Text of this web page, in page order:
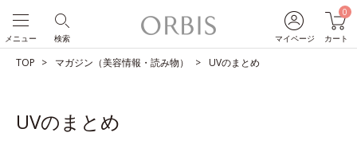
マイページ
0
カート
検索
メニュー
TOP マガジン（美容情報・読み物） UVのまとめ
UVのまとめ